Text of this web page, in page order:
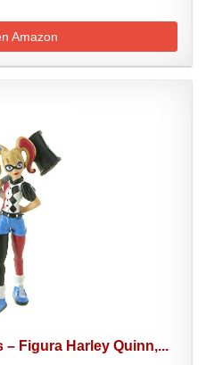
Amazon
– Figura Harley Quinn,...